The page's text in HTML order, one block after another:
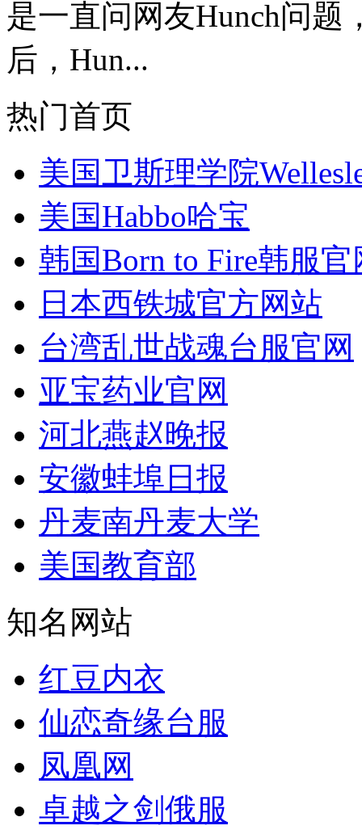
是一直问网友Hunch问
后，Hun...
热门首页
美国卫斯理学院
美国Habbo哈宝
韩国Born to Fire韩服官
日本西铁城官方网站
台湾乱世战魂台服官网
亚宝药业官网
河北燕赵晚报
安徽蚌埠日报
丹麦南丹麦大学
美国教育部
知名网站
红豆内衣
仙恋奇缘台服
凤凰网
卓越之剑俄服